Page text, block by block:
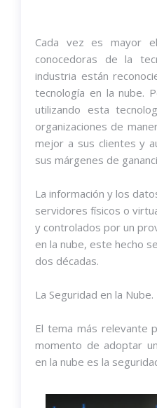
Cada vez es mayor
conocedoras de la
industria están
tecnología en la nube.
utilizando esta
organizaciones de
mejor a sus clientes y
sus márgenes de
La información y los
servidores físicos o
y controlados por un
en la nube, este hecho
dos décadas.
La Seguridad en la Nube.
El tema más relevante
momento de adoptar
en la nube es la